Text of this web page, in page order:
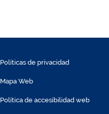
Políticas de privacidad
Mapa Web
Política de accesibilidad web